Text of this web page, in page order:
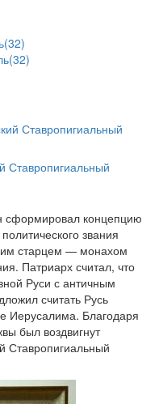
(32)
(32)
Ставропигиальный
сформировал концепцию
звания
старцем — монахом
Патриарх считал, что
Руси с античным
считать Русь
Иерусалима. Благодаря
был воздвигнут
Ставропигиальный